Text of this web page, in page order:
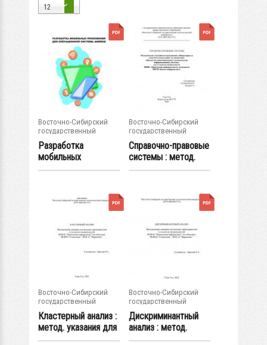
12
Восточно-Сибирский
государственный
университет...
Разработка
мобильных
приложений для
Восточно-Сибирский
государственный
университет...
Справочно-правовые
системы : метод.
указания по...
Восточно-Сибирский
государственный
университет...
Кластерный анализ :
метод. указания для
молодых...
Восточно-Сибирский
государственный
университет...
Дискриминантный
анализ : метод.
указания для...